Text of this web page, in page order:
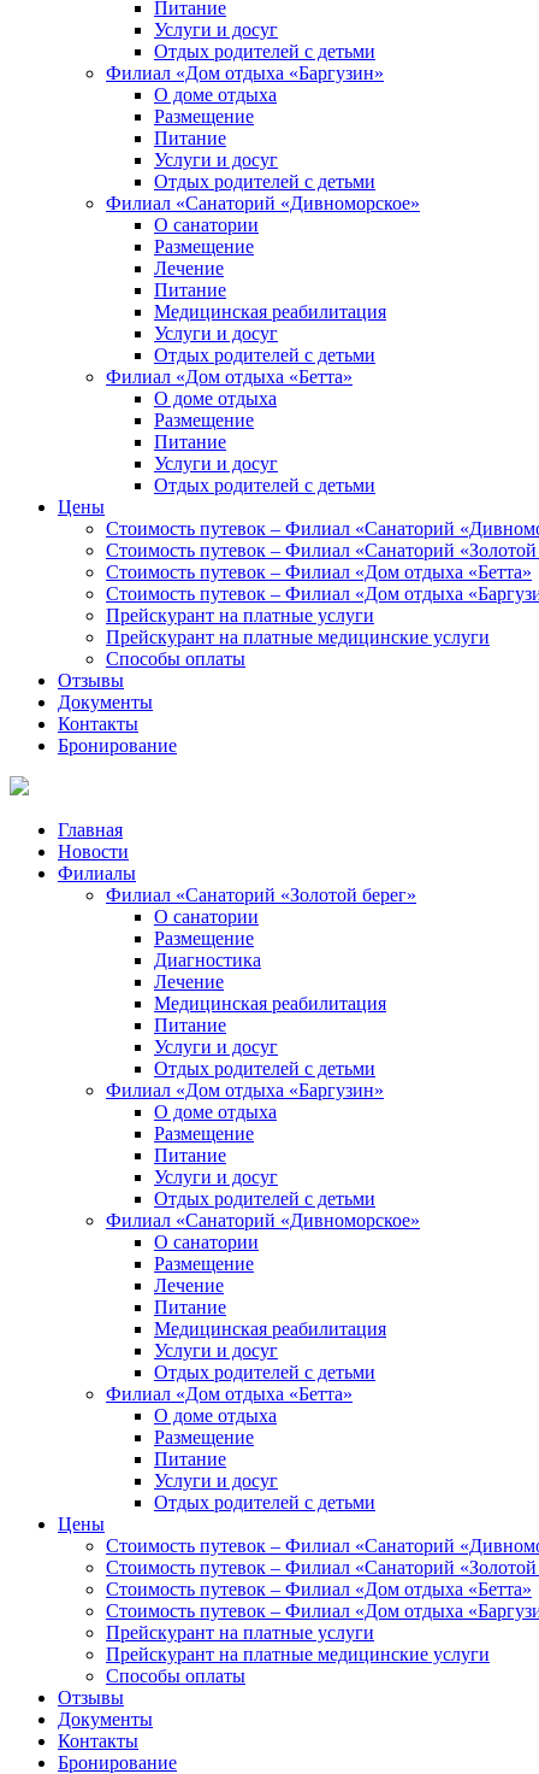
Питание
Услуги и досуг
Отдых родителей с детьми
Филиал «Дом отдыха «Баргузин»
О доме отдыха
Размещение
Питание
Услуги и досуг
Отдых родителей с детьми
Филиал «Санаторий «Дивноморское»
О санатории
Размещение
Лечение
Питание
Медицинская реабилитация
Услуги и досуг
Отдых родителей с детьми
Филиал «Дом отдыха «Бетта»
О доме отдыха
Размещение
Питание
Услуги и досуг
Отдых родителей с детьми
Цены
Стоимость путевок – Филиал «Санаторий
Стоимость путевок – Филиал «Санаторий «Золотой
Стоимость путевок – Филиал «Дом отдыха «Бетта»
Стоимость путевок – Филиал «Дом отдыха
Прейскурант на платные услуги
Прейскурант на платные медицинские услуги
Способы оплаты
Отзывы
Документы
Контакты
Бронирование
Главная
Новости
Филиалы
Филиал «Санаторий «Золотой берег»
О санатории
Размещение
Диагностика
Лечение
Медицинская реабилитация
Питание
Услуги и досуг
Отдых родителей с детьми
Филиал «Дом отдыха «Баргузин»
О доме отдыха
Размещение
Питание
Услуги и досуг
Отдых родителей с детьми
Филиал «Санаторий «Дивноморское»
О санатории
Размещение
Лечение
Питание
Медицинская реабилитация
Услуги и досуг
Отдых родителей с детьми
Филиал «Дом отдыха «Бетта»
О доме отдыха
Размещение
Питание
Услуги и досуг
Отдых родителей с детьми
Цены
Стоимость путевок – Филиал «Санаторий
Стоимость путевок – Филиал «Санаторий «Золотой
Стоимость путевок – Филиал «Дом отдыха «Бетта»
Стоимость путевок – Филиал «Дом отдыха
Прейскурант на платные услуги
Прейскурант на платные медицинские услуги
Способы оплаты
Отзывы
Документы
Контакты
Бронирование